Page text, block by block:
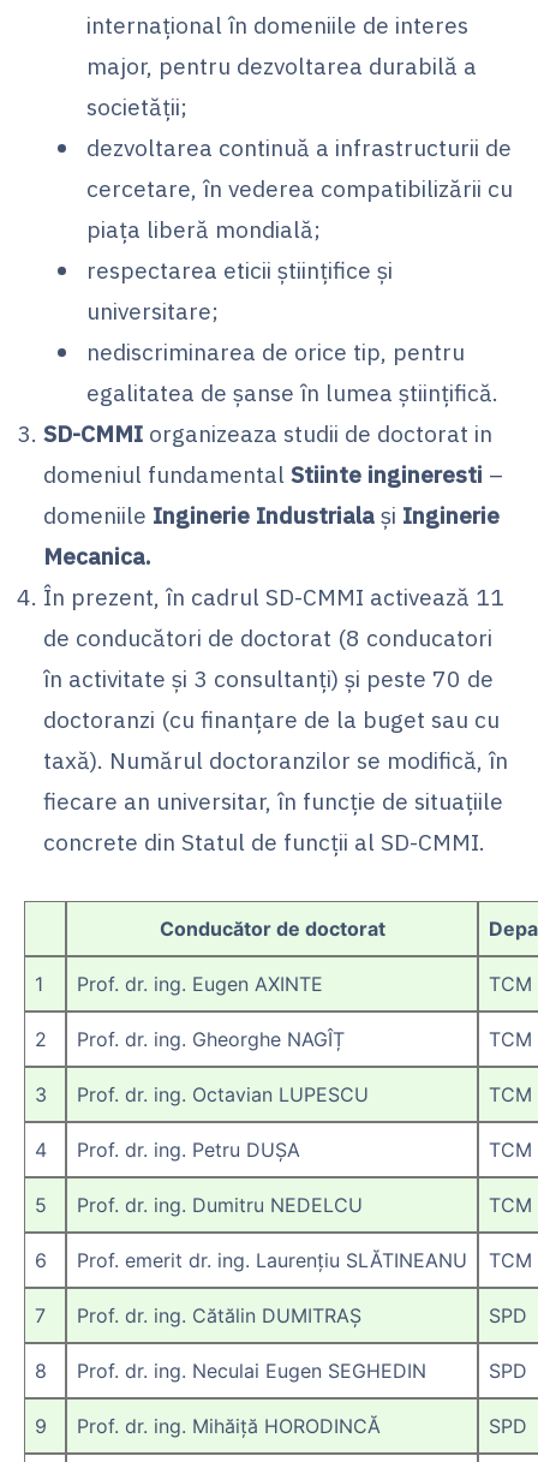
internaţional în domeniile de interes
major, pentru dezvoltarea durabilă a
societăţii;
dezvoltarea continuă a infrastructurii de
cercetare, în vederea compatibilizării cu
piaţa liberă mondială;
respectarea eticii ştiinţifice şi
universitare;
nediscriminarea de orice tip, pentru
egalitatea de şanse în lumea ştiinţifică.
SD-CMMI organizeaza studii de doctorat in
domeniul fundamental Stiinte ingineresti –
domeniile Inginerie Industriala și Inginerie
Mecanica.
În prezent, în cadrul SD-CMMI activează 11
de conducători de doctorat (8 conducatori
în activitate şi 3 consultanţi) şi peste 70 de
doctoranzi (cu finanţare de la buget sau cu
taxă). Numărul doctoranzilor se modifică, în
fiecare an universitar, în funcţie de situaţiile
concrete din Statul de funcţii al SD-CMMI.
Conducător de doctorat
1 Prof. dr. ing. Eugen AXINTE TCM
2 Prof. dr. ing. Gheorghe NAGÎȚ TCM
3 Prof. dr. ing. Octavian LUPESCU TCM
4 Prof. dr. ing. Petru DUȘA TCM
5 Prof. dr. ing. Dumitru NEDELCU TCM
6 Prof. emerit dr. ing. Laurențiu SLĂTINEANU TCM
7 Prof. dr. ing. Cătălin DUMITRAȘ SPD
8 Prof. dr. ing. Neculai Eugen SEGHEDIN SPD
9 Prof. dr. ing. Mihăiță HORODINCĂ SPD